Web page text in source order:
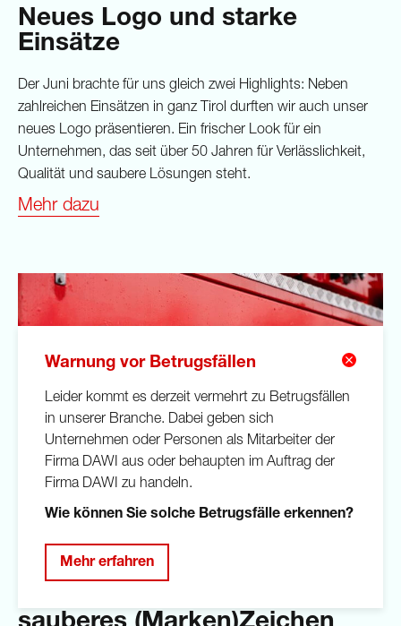
Neues Logo und starke
Einsätze
Der Juni brachte für uns gleich zwei Highlights: Neben
zahlreichen Einsätzen in ganz Tirol durften wir auch unser
neues Logo präsentieren. Ein frischer Look für ein
Unternehmen, das seit über 50 Jahren für Verlässlichkeit,
Qualität und saubere Lösungen steht.
Mehr dazu
05.06.2026
Warnung vor Betrugsfällen
Leider kommt es derzeit vermehrt zu Betrugsfällen
in unserer Branche. Dabei geben sich
Unternehmen oder Personen als Mitarbeiter der
Firma DAWI aus oder behaupten im Auftrag der
Firma DAWI zu handeln.
Wie können Sie solche Betrugsfälle erkennen?
Mehr erfahren